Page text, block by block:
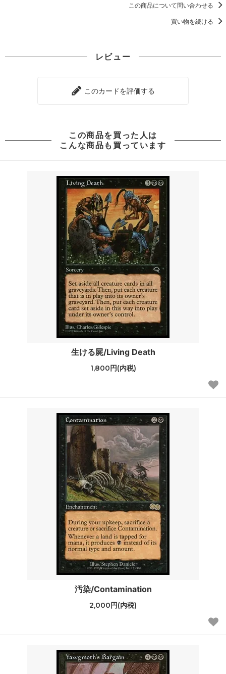
この商品について問い合わせる
買い物を続ける
レビュー
このカードを評価する
この商品を買った人は
こんな商品も買っています
生ける屍/Living Death
1,800円(内税)
汚染/Contamination
2,000円(内税)